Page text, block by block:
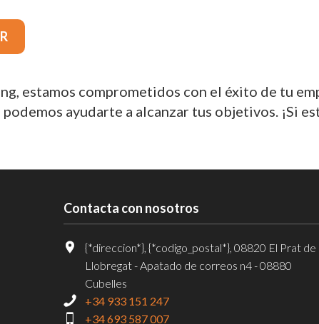
estamos comprometidos con el éxito de tu
ayudarte a alcanzar tus objetivos. ¡Si
Contacta con nosotros
{*direccion*}, {*codigo_postal*}, 08820 El Prat de
Llobregat - Apatado de correos n4 - 08880
Cubelles
+34 933 151 247
+34 693 587 007